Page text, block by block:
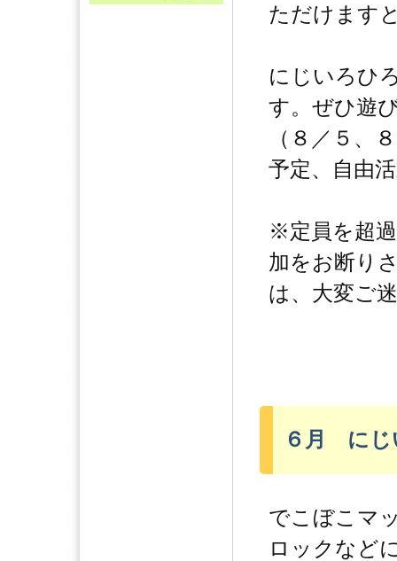
ただけます
にじいろひ
す。ぜひ遊
（８／５、
予定、自由
※定員を超
加をお断り
は、大変ご
６月 にじ
でこぼこマ
ロックなど